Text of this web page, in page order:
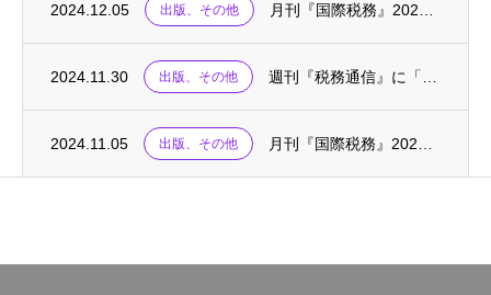
2024.12.05 出版、その他
2024.11.30 出版、その他
2024.11.05 出版、その他